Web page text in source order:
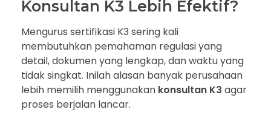
Konsultan K3 Lebih Efektif?
Mengurus sertifikasi K3 sering kali
membutuhkan pemahaman regulasi yang
detail, dokumen yang lengkap, dan waktu yang
tidak singkat. Inilah alasan banyak perusahaan
lebih memilih menggunakan konsultan K3 agar
proses berjalan lancar.